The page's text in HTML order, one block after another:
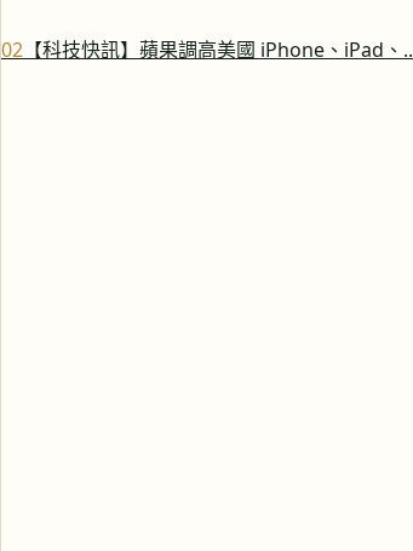
02 【科技快訊】蘋果調高美國 iPhone、iPad、..